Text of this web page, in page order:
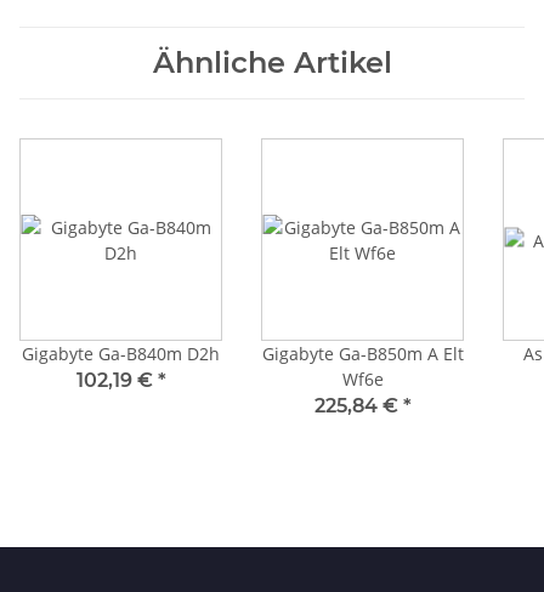
Ähnliche Artikel
Gigabyte Ga-B840m D2h
102,19 € *
Gigabyte Ga-B850m A Elt
Wf6e
225,84 € *